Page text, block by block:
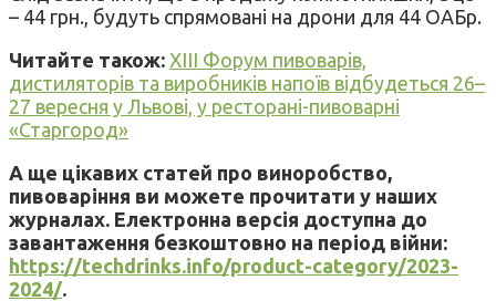
– 44 грн., будуть спрямовані на дрони для 44 ОАБр.
Читайте також: XIII Форум пивоварів,
дистиляторів та виробників напоїв відбудеться 26–
27 вересня у Львові, у ресторані-пивоварні
«Старгород»
А ще цікавих статей про виноробство,
пивоваріння ви можете прочитати у наших
журналах. Електронна версія доступна до
завантаження безкоштовно на період війни:
https://techdrinks.info/product-category/2023-
2024/.